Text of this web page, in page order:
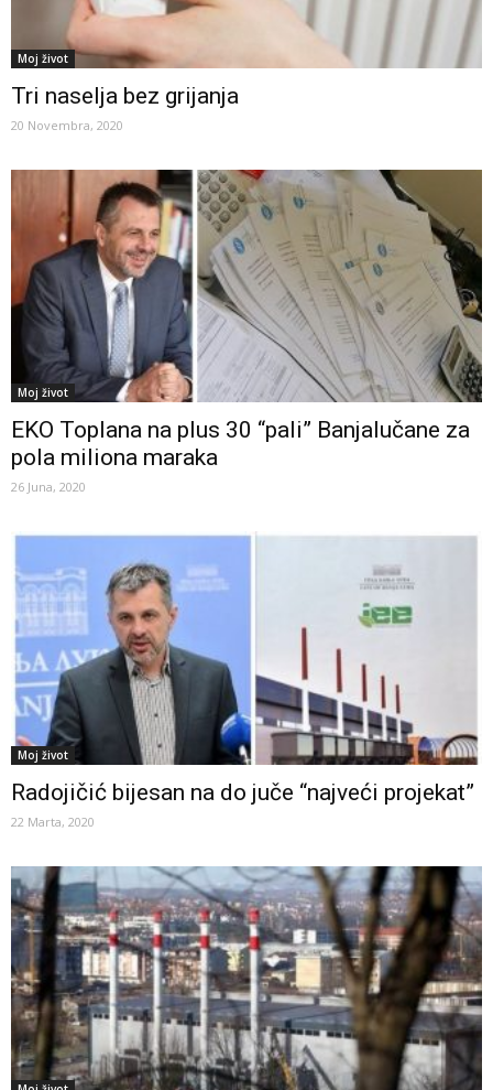
Moj život
Tri naselja bez grijanja
20 Novembra, 2020
Moj život
EKO Toplana na plus 30 “pali” Banjalučane za
pola miliona maraka
26 Juna, 2020
Moj život
Radojičić bijesan na do juče “najveći projekat”
22 Marta, 2020